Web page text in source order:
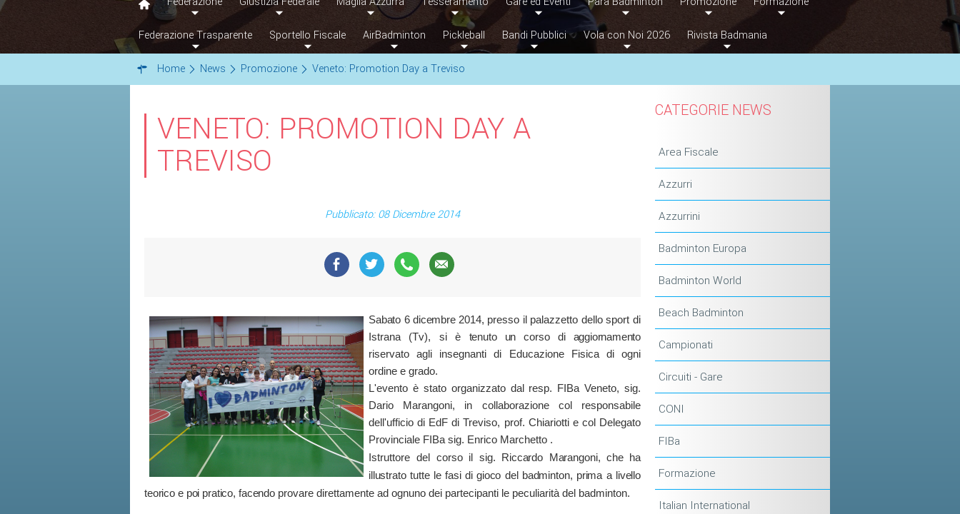
Federazione Trasparente Sportello Fiscale AirBadminton Pickleball Bandi Pubblici Vola con Noi 2026 Rivista Badmania
Home News Promozione Veneto: Promotion Day a Treviso
VENETO: PROMOTION DAY A
TREVISO
Pubblicato: 08 Dicembre 2014
Sabato 6 dicembre 2014, presso il palazzetto dello sport di
Istrana (Tv), siè tenuto un corso di aggiornamento
riservato agli insegnanti di Educazione Fisica di ogni
ordine e grado.
L'evento è stato organizzato dal resp. FIBa Veneto, sig.
Dario Marangoni, in collaborazione col responsabile
dell'ufficio di EdF di Treviso, prof. Chiariotti e col Delegato
Provinciale FIBa sig. Enrico Marchetto .
Istruttore del corso ilsig. Riccardo Marangoni, che ha
illustrato tutte le fasi di gioco del badminton, prima a livello
teorico e poi pratico, facendo provare direttamente ad ognuno dei partecipanti le peculiarità del badminton.
CATEGORIE NEWS
Area Fiscale
Azzurri
Azzurrini
Badminton Europa
Badminton World
Beach Badminton
Campionati
Circuiti - Gare
CONI
FIBa
Formazione
Italian International